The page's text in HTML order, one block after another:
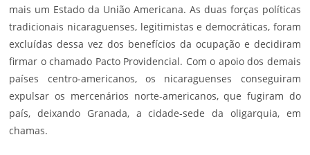
mais um Estado da União Americana. As duas forças políticas
tradicionais nicaraguenses, legitimistas e democráticas, foram
excluídas dessa vez dos benefícios da ocupação e decidiram
firmar o chamado Pacto Providencial. Com o apoio dos demais
países centro-americanos, os nicaraguenses conseguiram
expulsar os mercenários norte-americanos, que fugiram do
país, deixando Granada, a cidade-sede da oligarquia, em
chamas.